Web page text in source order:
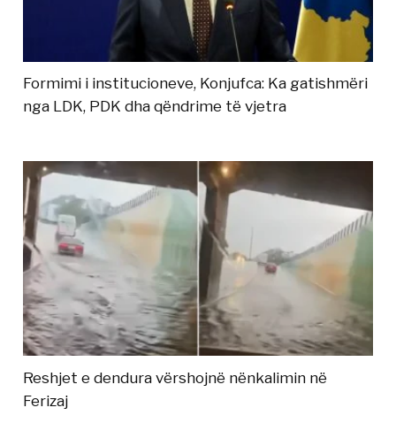
Formimi i institucioneve, Konjufca: Ka gatishmëri
nga LDK, PDK dha qëndrime të vjetra
Reshjet e dendura vërshojnë nënkalimin në
Ferizaj